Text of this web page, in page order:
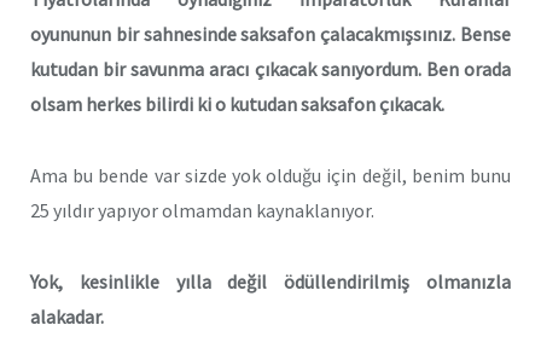
oyununun bir sahnesinde saksafon çalacakmışsınız. Bense
kutudan bir savunma aracı çıkacak sanıyordum. Ben orada
olsam herkes bilirdi ki o kutudan saksafon çıkacak.
Ama bu bende var sizde yok olduğu için değil, benim bunu
25 yıldır yapıyor olmamdan kaynaklanıyor.
Yok, kesinlikle yılla değil ödüllendirilmiş olmanızla
alakadar.